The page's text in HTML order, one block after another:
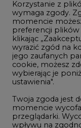
1
PGE
2
Zabrzu
realizacji
przetwarzaniem
Równocześnie
Państwa danych
Bobrowiecka 3,
Więcej informacji
oraz
wPolityce
wszystkie